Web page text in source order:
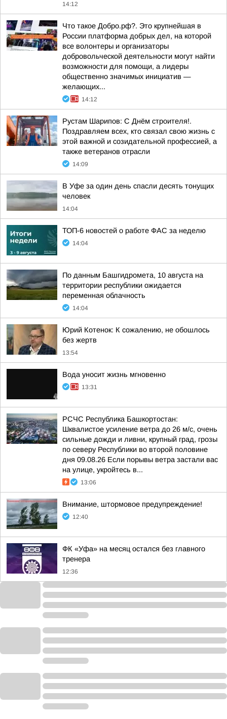
14:12
Что такое Добро.рф?. Это крупнейшая в
России платформа добрых дел, на которой
все волонтеры и организаторы
добровольческой деятельности могут найти
возможности для помощи, а лидеры
общественно значимых инициатив —
желающих...
14:12
Рустам Шарипов: С Днём строителя!.
Поздравляем всех, кто связал свою жизнь с
этой важной и созидательной профессией, а
также ветеранов отрасли
14:09
В Уфе за один день спасли десять тонущих
человек
14:04
ТОП-6 новостей о работе ФАС за неделю
14:04
По данным Башгидромета, 10 августа на
территории республики ожидается
переменная облачность
14:04
Юрий Котенок: К сожалению, не обошлось
без жертв
13:54
Вода уносит жизнь мгновенно
13:31
РСЧС Республика Башкортостан:
Шквалистое усиление ветра до 26 м/с, очень
сильные дожди и ливни, крупный град, грозы
по северу Республики во второй половине
дня 09.08.26 Если порывы ветра застали вас
на улице, укройтесь в...
13:06
Внимание, штормовое предупреждение!
12:40
ФК «Уфа» на месяц остался без главного
тренера
12:36